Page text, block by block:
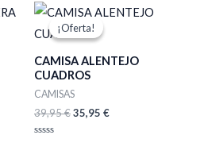
¡Oferta!
¡Oferta!
CAMISA ALENTEJO
CUADROS
CAMISAS
39,95€
El
precio
original
39,95 €.
35,95 €
El
precio
35,95 €.